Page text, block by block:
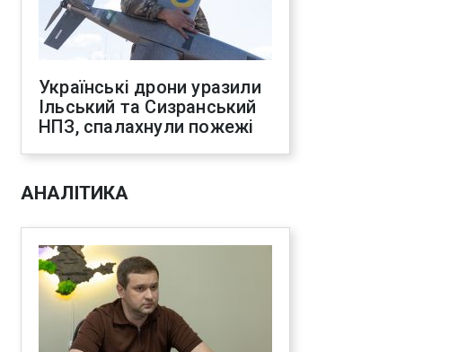
Українські дрони уразили
Ільський та Сизранський
НПЗ, спалахнули пожежі
АНАЛІТИКА